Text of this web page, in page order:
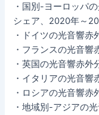
・国別-ヨーロッパ
シェア、2020年～
・ドイツの光音響赤
・フランスの光音響
・英国の光音響赤外
・イタリアの光音響
・ロシアの光音響赤
・地域別-アジアの